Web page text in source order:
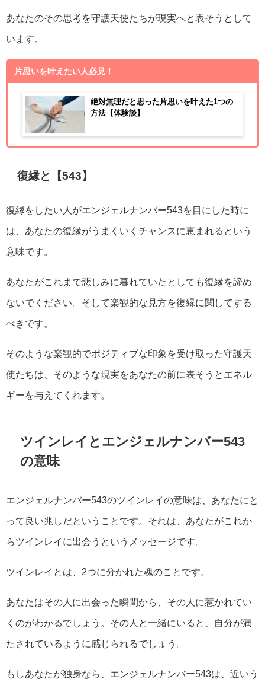
あなたのその思考を守護天使たちが現実へと表そうとして
います。
片思いを叶えたい人必見！
絶対無理だと思った片思いを叶えた1つの
方法【体験談】
復縁と【543】
復縁をしたい人がエンジェルナンバー543を目にした時に
は、あなたの復縁がうまくいくチャンスに恵まれるという
意味です。
あなたがこれまで悲しみに暮れていたとしても復縁を諦め
ないでください。そして楽観的な見方を復縁に関してする
べきです。
そのような楽観的でポジティブな印象を受け取った守護天
使たちは、そのような現実をあなたの前に表そうとエネル
ギーを与えてくれます。
ツインレイとエンジェルナンバー543
の意味
エンジェルナンバー543のツインレイの意味は、あなたにと
って良い兆しだということです。それは、あなたがこれか
らツインレイに出会うというメッセージです。
ツインレイとは、2つに分かれた魂のことです。
あなたはその人に出会った瞬間から、その人に惹かれてい
くのがわかるでしょう。その人と一緒にいると、自分が満
たされているように感じられるでしょう。
もしあなたが独身なら、エンジェルナンバー543は、近いう